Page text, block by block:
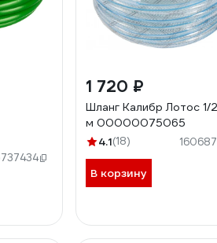
1 720 ₽
Шланг Калибр Лотос 1/
м 00000075065
4.1(18)
В корзину